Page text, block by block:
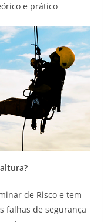
e prático
de Risco e tem
falhas de segurança